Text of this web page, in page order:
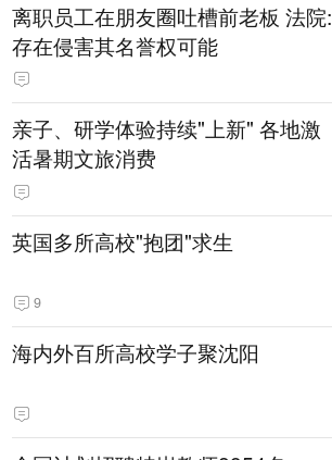
离职员工在朋友圈吐槽前老板 法院:
存在侵害其名誉权可能
亲子、研学体验持续"上新" 各地激
活暑期文旅消费
英国多所高校"抱团"求生
9
海内外百所高校学子聚沈阳